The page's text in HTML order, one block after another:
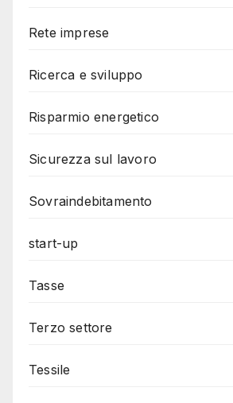
Rete imprese
Ricerca e sviluppo
Risparmio energetico
Sicurezza sul lavoro
Sovraindebitamento
start-up
Tasse
Terzo settore
Tessile